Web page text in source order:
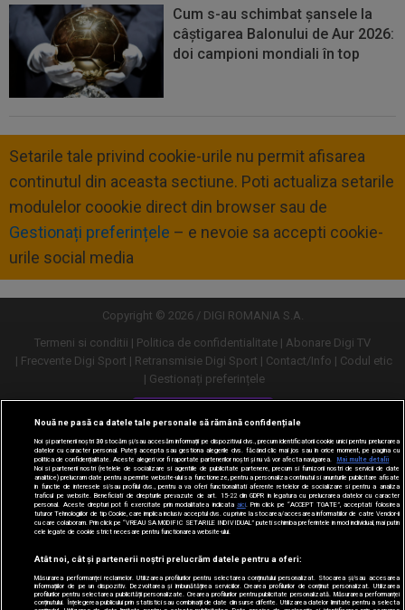
Cum s-au schimbat șansele la
câștigarea Balonului de Aur 2026:
doi campioni mondiali în top
Setarile tale privind cookie-urile nu permit afisarea
continutul din aceasta sectiune. Poti actualiza setarile
modulelor coookie direct din browser sau de
Gestionați preferințele – e nevoie sa accepti cookie-
urile social media
Copyright © 2026 / DIGI ROMANIA S.A.
Termeni si conditii
Politica de confidentialitate
Abonare Digi TV
Frecvente Digi Sport
Retransmisie Digi Sport Contact/Info
Codul etic
Gestionați preferințele
Versiune desktop
Nouă ne pasă ca datele tale personale să rămână confidențiale
Noi și partenerii noștri30stocăm și/sau accesăm informații pe dispozitivul dvs., precum identificatorii cookie unici pentru prelucrarea
datelor cu caracter personal. Puteți accepta sau gestiona alegerile dvs. făcând clic mai jos sau în orice moment, pe pagina cu
politica de confidențialitate. Aceste alegeri vor fi raportate partenerilor noștri și nu vă vor afecta navigarea.
Mai multe detalii
Noi si partenerii nostri (retelele de socializare si agentiile de publicitate partenere, precum si furnizorii nostri de servicii de date
analitice) prelucram date pentru a permite website-ului sa functioneze, pentru a personaliza continutul si anunturile publicitare afisate
in functie de interesele si/sau profilul dvs., pentru a va oferi functionalitati aferente retelelor de socializare si pentru a analiza
traficul pe website. Beneficiati de drepturile prevazute de art. 15-22 din GDPR in legatura cu prelucrarea datelor cu caracter
personal. Aceste drepturi pot fi exercitate prin modalitatea indicata aici. Prin click pe “ACCEPT TOATE”, acceptati folosirea
tuturor Tehnologiilor de tip Cookie, care implica inclusiv acceptul dvs. cu privire la stocarea/accesarea informatiilor de catre Vendor-ii
cu care colaboram. Prin click pe “VREAU SA MODIFIC SETARILE INDIVIDUAL” puteti schimba preferintele in mod individual, mai putin
cele legate de cookie strict necesare pentru functionarea website-ului.
Atât noi, cât și partenerii noștri prelucrăm datele pentru a oferi:
Măsurarea performanței reclamelor. Utilizarea profilurilor pentru selectarea conținutului personalizat. Stocarea și/sau accesarea
informațiilor de pe un dispozitiv. Dezvoltarea și îmbunătățirea serviciilor. Crearea profilurilor de conținut personalizat. Utilizarea
profilurilor pentru selectarea publicității personalizate. Crearea profilurilor pentru publicitate personalizată. Măsurarea performanței
conținutului. Înțelegerea publicului prin statistici sau combinații de date din surse diferite. Utilizarea datelor limitate pentru a selecta